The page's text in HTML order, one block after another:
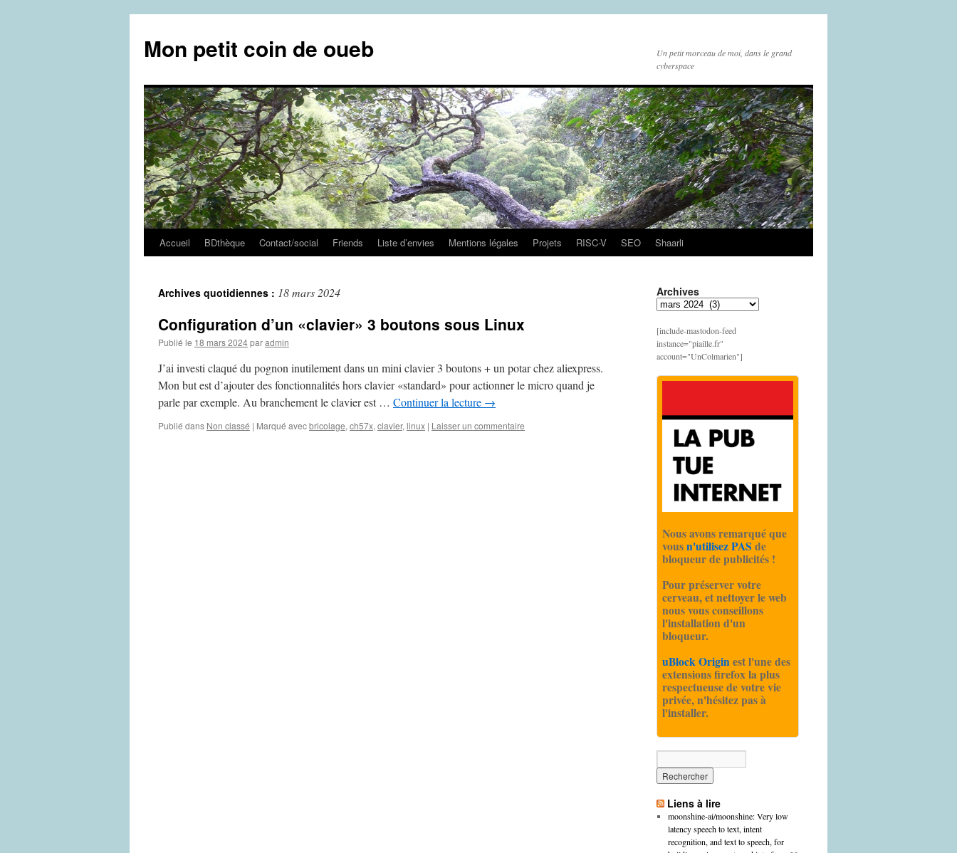
contenu
Mon petit coin de oueb
Un petit morceau de moi, dans le grand
cyberspace
Accueil BDthèque Contact/social Friends Liste d’envies Mentions légales Projets RISC-V SEO Shaarli
Archives quotidiennes : 18 mars 2024
Configuration d’un «clavier» 3 boutons sous Linux
Publié le 18 mars 2024paradmin
J’ai investi claqué du pognon inutilement dans un mini clavier 3 boutons + un potar chez aliexpress.
Mon but est d’ajouter des fonctionnalités hors clavier «standard» pour actionner le micro quand je
parle par exemple. Au branchement le clavier est … Continuer la lecture →
Publié dans Non classé | Marqué avecbricolage, ch57x, clavier, linux | Laisser un commentaire
Archives
Archives
[include-mastodon-feed
instance="piaille.fr"
account="UnColmarien"]
Nous avons remarqué que
vousn'utilisez PAS de
bloqueur de publicités !
Pour préserver votre
cerveau, et nettoyer le web
nous vous conseillons
l'installation d'un
bloqueur.
uBlock Originest l'une des
extensions firefox la plus
respectueuse de votre vie
privée, n'hésitez pas à
l'installer.
Liens à lire
moonshine-ai/moonshine: Very low
latency speech to text, intent
recognition, and text to speech, for